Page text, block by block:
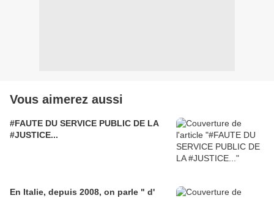
Vous aimerez aussi
#FAUTE DU SERVICE PUBLIC DE LA
#JUSTICE...
En Italie, depuis 2008, on parle " d'